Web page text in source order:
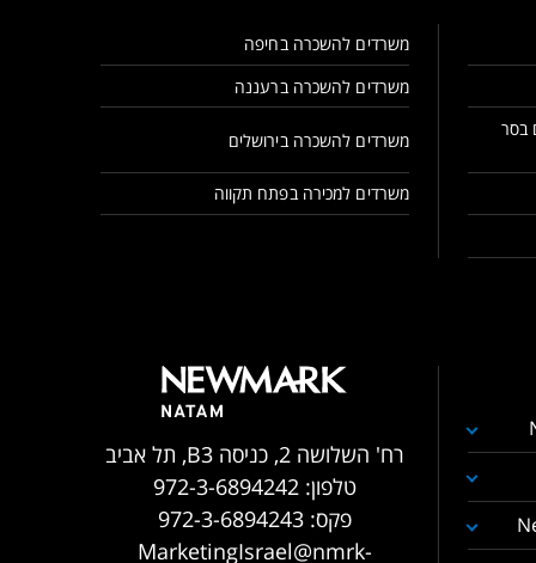
משרדים להשכרה בחיפה
משרדים להשכרה ברעננה
בסר
משרדים להשכרה בירושלים
משרדים למכירה בפתח תקווה
רח' השלושה 2, כניסה B3, תל אביב
טלפון:972-3-6894242
פקס:972-3-6894243
MarketingIsrael@nmrk-